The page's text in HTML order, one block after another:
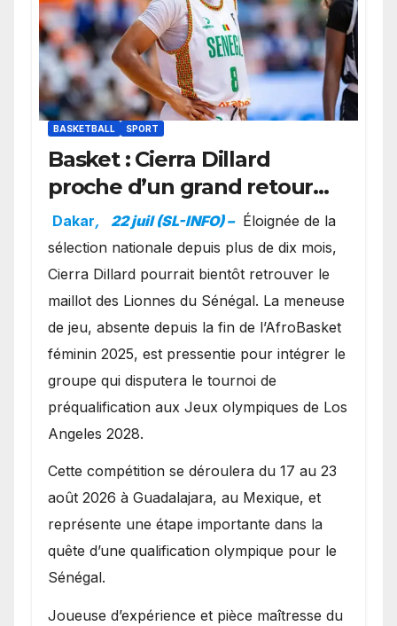
BASKETBALL SPORT
Basket : Cierra Dillard
proche d’un grand retour
avec les Lionnes ?
Dakar, 22 juil (SL-INFO) – Éloignée de la
sélection nationale depuis plus de dix mois,
Cierra Dillard pourrait bientôt retrouver le
maillot des Lionnes du Sénégal. La meneuse
de jeu, absente depuis la fin de l’AfroBasket
féminin 2025, est pressentie pour intégrer le
groupe qui disputera le tournoi de
préqualification aux Jeux olympiques de Los
Angeles 2028.
Cette compétition se déroulera du 17 au 23
août 2026 à Guadalajara, au Mexique, et
représente une étape importante dans la
quête d’une qualification olympique pour le
Sénégal.
Joueuse d’expérience et pièce maîtresse du